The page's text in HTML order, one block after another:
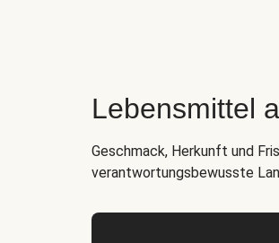
Lebensmittel
Geschmack, Herkunft und
verantwortungsbewusste